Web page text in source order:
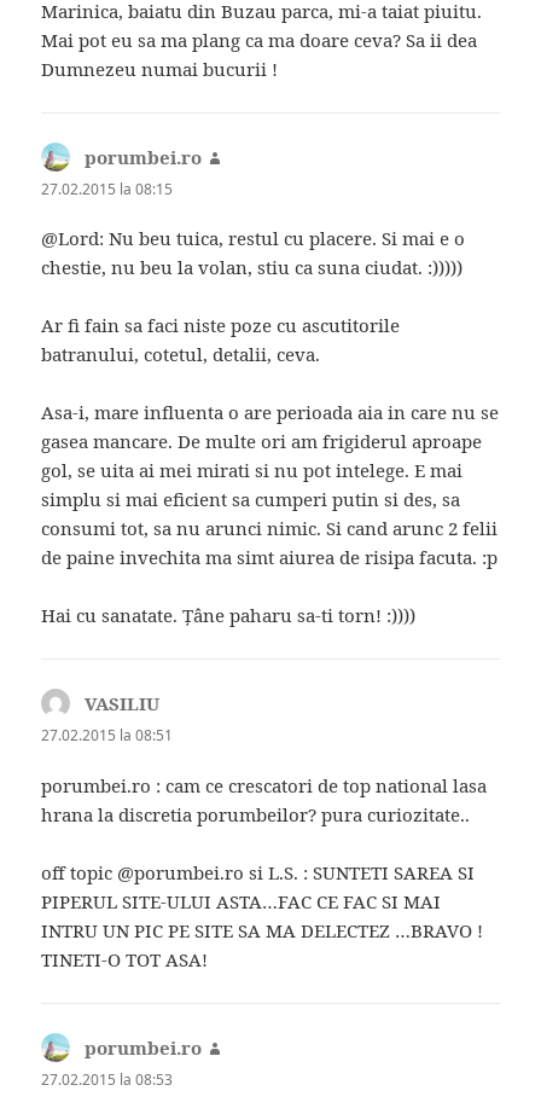
Marinica, baiatu din Buzau parca, mi-a taiat piuitu.
Mai pot eu sa ma plang ca ma doare ceva? Sa ii dea
Dumnezeu numai bucurii !
porumbei.ro
27.02.2015 la 08:15
@Lord: Nu beu tuica, restul cu placere. Si mai e o
chestie, nu beu la volan, stiu ca suna ciudat. :)))))
Ar fi fain sa faci niste poze cu ascutitorile
batranului, cotetul, detalii, ceva.
Asa-i, mare influenta o are perioada aia in care nu se
gasea mancare. De multe ori am frigiderul aproape
gol, se uita ai mei mirati si nu pot intelege. E mai
simplu si mai eficient sa cumperi putin si des, sa
consumi tot, sa nu arunci nimic. Si cand arunc 2 felii
de paine invechita ma simt aiurea de risipa facuta. :p
Hai cu sanatate. Țâne paharu sa-ti torn! :))))
VASILIU
27.02.2015 la 08:51
porumbei.ro : cam ce crescatori de top national lasa
hrana la discretia porumbeilor? pura curiozitate..
off topic @porumbei.ro si L.S. : SUNTETI SAREA SI
PIPERUL SITE-ULUI ASTA…FAC CE FAC SI MAI
INTRU UN PIC PE SITE SA MA DELECTEZ …BRAVO !
TINETI-O TOT ASA!
porumbei.ro
27.02.2015 la 08:53